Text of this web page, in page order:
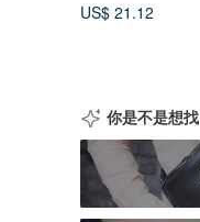
US$ 21.12
你是不是想找